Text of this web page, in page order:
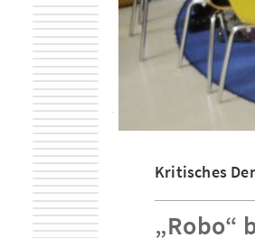
Kritisches
„Robo“